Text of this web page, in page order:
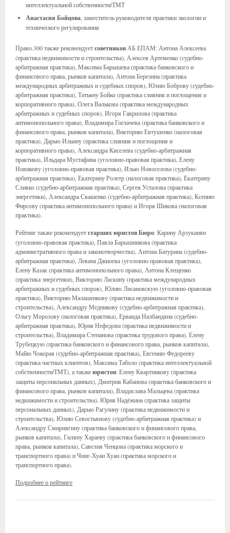
интеллектуальной собственности/ТМТ
Анастасия Бойцова , заместитель руководителя практики экологии и
технического регулирования
Право.300 также рекомендуетсоветников АБ ЕПАМ: Антона Алексеева
(практика недвижимости и строительства), Алексея Артеменко (судебно-
арбитражная практика), Максима Барышева (практика банковского и
финансового права, рынков капитала), Антона Березина (практика
международных арбитражных и судебных споров), Юлию Боброву (судебно-
арбитражная практика), Татьяну Бойко (практика слияния и поглощения и
корпоративного права), Олега Валькова (практика международных
арбитражных и судебных споров), Игоря Гаврилова (практика
антимонопольного права), Владимира Гоглачева (практика банковского и
финансового права, рынков капитала), Викторию Евтушенко (налоговая
практика), Дарью Ильину (практика слияния и поглощения и
корпоративного права), Александра Киселева (судебно-арбитражная
практика), Ильдара Мустафина (уголовно-правовая практика), Елену
Новикову (уголовно-правовая практика), Илью Новоселова (судебно-
арбитражная практика), Екатерину Ролетр (налоговая практика), Екатерину
Сливко (судебно-арбитражная практика), Сергея Усталова (практика
энергетики), Александра Свашенко (судебно-арбитражная практика), Ксению
Фирсову (практика антимонопольного права) и Игоря Шикова (налоговая
практика).
Рейтинг также рекомендуетстарших юристов Бюро: Карину Арзуканян
(уголовно-правовая практика), Павла Барышникова (практика
административного права и законотворчества), Антона Батурина (судебно-
арбитражная практика), Левана Джиоева (уголовно-правовая практика),
Елену Казак (практика антимонопольного права), Антона Клещенко
(практика энергетики), Викторию Ласкину (практика международных
арбитражных и судебных споров), Юлию Лисановскую (уголовно-правовая
практика), Викторию Малашенкову (практика недвижимости и
строительства), Александру Медникову (судебно-арбитражная практика),
Ольгу Морозову (налоговая практика), Ерванда Налбандяна (судебно-
арбитражная практика), Юрия Нефедова (практика недвижимости и
строительства), Владимира Степанова (практика трудового права), Елену
Трубецкую (практика банковского и финансового права, рынков капитала),
Майю Чокорая (судебно-арбитражная практика), Евгению Федорееву
(практика частных клиентов), Максима Таболо (практика интеллектуальной
собственности/ТМТ), а такжеюристов: Елену Квартникову (практика
защиты персональных данных), Дмитрия Кабанова (практика банковского и
финансового права, рынков капитала), Владислава Мальцева (практика
недвижимости и строительства), Юрия Надёжина (практика защиты
персональных данных), Дарью Рагулину (практика недвижимости и
строительства), Юлию Севостьянову (судебно-арбитражная практика) и
Александру Смирнягину (практика банковского и финансового права,
рынков капитала), Гиляну Хараеву (практика банковского и финансового
права, рынков капитала), Савелия Ченцова (практика морского и
транспортного права) и Чинг-Хуан Хуан (практика морского и
транспортного права).
Подробнее о рейтинге